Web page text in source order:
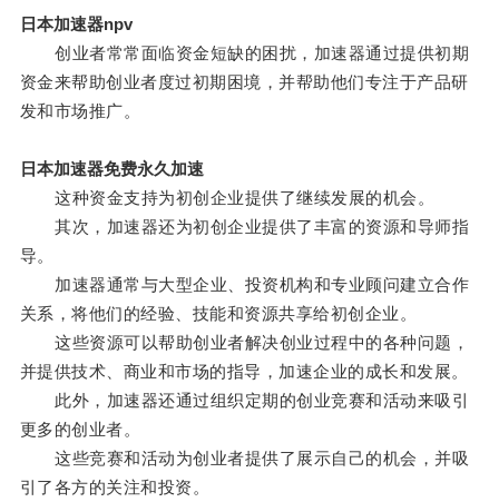
日本加速器npv
创业者常常面临资金短缺的困扰，加速器通过提供初期
资金来帮助创业者度过初期困境，并帮助他们专注于产品研
发和市场推广。
日本加速器免费永久加速
这种资金支持为初创企业提供了继续发展的机会。
其次，加速器还为初创企业提供了丰富的资源和导师指
导。
加速器通常与大型企业、投资机构和专业顾问建立合作
关系，将他们的经验、技能和资源共享给初创企业。
这些资源可以帮助创业者解决创业过程中的各种问题，
并提供技术、商业和市场的指导，加速企业的成长和发展。
此外，加速器还通过组织定期的创业竞赛和活动来吸引
更多的创业者。
这些竞赛和活动为创业者提供了展示自己的机会，并吸
引了各方的关注和投资。